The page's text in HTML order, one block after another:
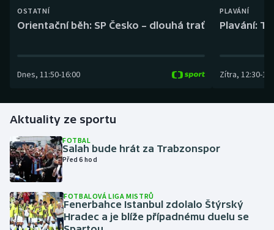
Curling
Florbal
Futsal
Golf
Gymnastika
Házená
Jezdectví
OSTATNÍ
Orientační běh: SP Česko – dlouhá trať
Dnes, 11:50-16:00
PLAVÁNÍ
Plavání:
Zítra, 12:30-
Aktuality ze sportu
FOTBAL
Salah bude hrát za Trabzonspor
Před 6 hod
FOTBALOVÁ LIGA MISTRŮ
Fenerbahce Istanbul zdolalo Štýrský
Hradec a je blíže případnému duelu se